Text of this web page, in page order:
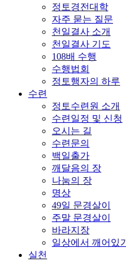
정토경전대학
자주 묻는 질문
천일결사 소개
천일결사 기도
108배 수행
수행법회
정토행자의 하루
수련
정토수련원 소개
수련일정 및 신청
오시는 길
수련문의
백일출가
깨달음의 장
나눔의 장
명상
49일 문경살이
주말 문경살이
바라지장
일상에서 깨어있기
실천